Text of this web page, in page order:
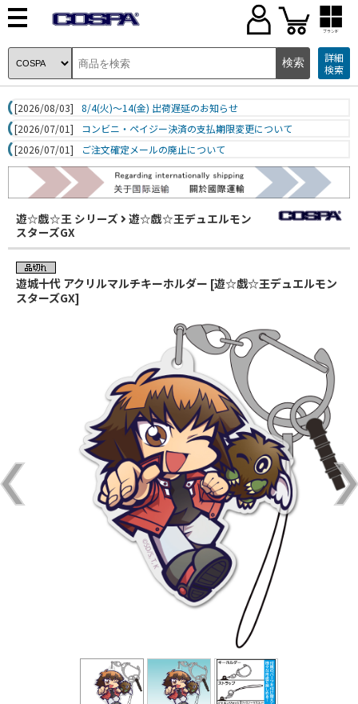
ブランド
詳細
検索
[2026/08/03]
8/4(火)～14(金) 出荷遅延のお知らせ
[2026/07/01]
コンビニ・ペイジー決済の支払期限変更について
[2026/07/01]
ご注文確定メールの廃止について
遊☆戯☆王 シリーズ
遊☆戯☆王デュエルモン
スターズGX
遊城十代 アクリルマルチキーホルダー [遊☆戯☆王デュエルモン
スターズGX]